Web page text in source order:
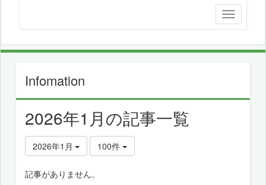
Infomation
2026年1月の記事一覧
2026年1月 100件
記事がありません。